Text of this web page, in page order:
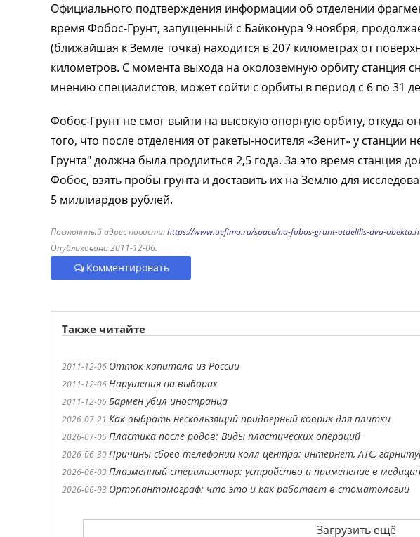
Официального подтверждения информации об отделении
время Фобос-Грунт, запущенный с Байконура 9 ноября,
(ближайшая к Земле точка) находится в 207 километрах от
километров. С момента выхода на околоземную орбиту станция
мнению специалистов, может сойти с орбиты в период с 6 по 31
Фобос-Грунт не смог выйти на высокую опорную орбиту, откуда
того, что после отделения от ракеты-носителя «Зенит» у
Грунта" должна была продлиться 2,5 года. За это время станция
Фобос, взять пробы грунта и доставить их на Землю для
5 миллиардов рублей.
Постоянный адрес новости:https://www.uefima.ru/space/na-fobos-grunt-otdelilis-dva-
Опубликовано 2011-12-06.
Комментировать
Также читайте
2011-12-06 Отток капитала из России
2011-12-06Нарушения на выборах
2011-12-06Бармен убил иностранца
2026-07-21 Как выбрать нескользящий придверный коврик для плитки
2026-07-05Пластика после родов: Виды пластических операций
2026-06-30Причины сбоев телефонии колл центра: интернет, АТС,
2026-06-03Плазменный стерилизатор: устройство и применение в
2026-06-03 Ортопантомограф: что это и как работает в стоматологии
Загрузить ещё